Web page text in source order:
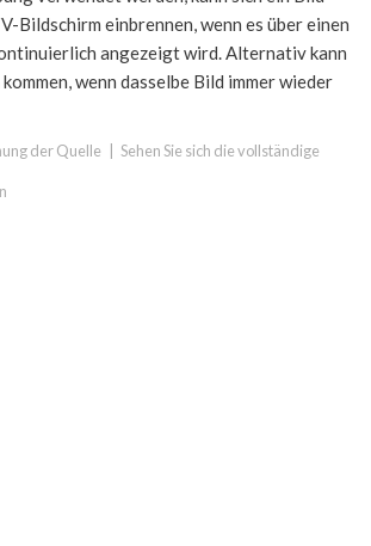
Bildschirm einbrennen, wenn es über einen
angezeigt wird. Alternativ kann
wenn dasselbe Bild immer wieder
der Quelle Sehen Sie sich die vollständige